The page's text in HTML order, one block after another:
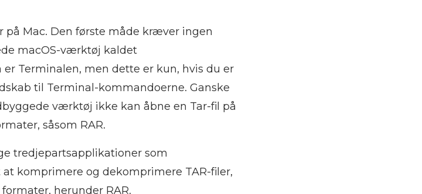
på Mac. Den første måde kræver ingen
macOS-værktøj kaldet
Terminalen, men dette er kun, hvis du er
til Terminal-kommandoerne. Ganske
værktøj ikke kan åbne en Tar-fil på
såsom RAR.
tredjepartsapplikationer som
komprimere og dekomprimere TAR-filer,
herunder RAR.